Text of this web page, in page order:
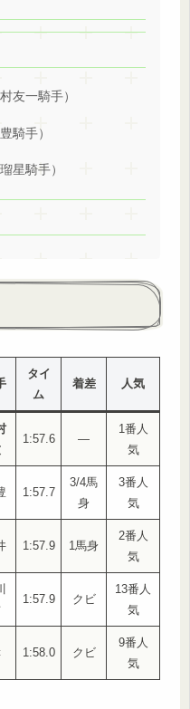
友一騎手）
騎手）
星騎手）
タイ
ム
着差 人気
1:57.6 —
1番人
気
1:57.7
3/4馬
身
3番人
気
1:57.9 1馬身
2番人
気
1:57.9 クビ
13番人
気
1:58.0 クビ
9番人
気